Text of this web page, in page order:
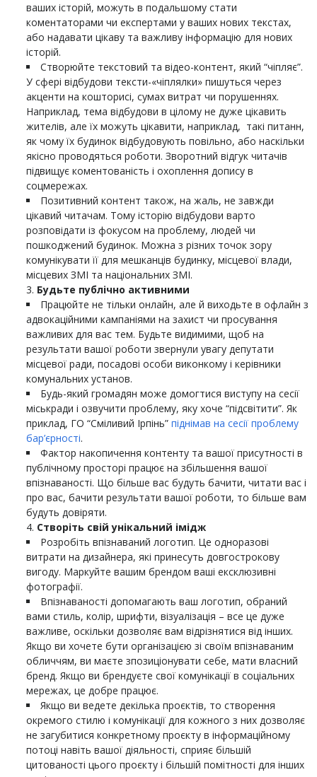
ваших історій, можуть в подальшому стати
коментаторами чи експертами у ваших нових текстах,
або надавати цікаву та важливу інформацію для нових
історій.
Створюйте текстовий та відео-контент, який “чіпляє”.
У сфері відбудови тексти-«чіплялки» пишуться через
акценти на кошторисі, сумах витрат чи порушеннях.
Наприклад, тема відбудови в цілому не дуже цікавить
жителів, але їх можуть цікавити, наприклад, такі питанн,
як чому їх будинок відбудовують повільно, або наскільки
якісно проводяться роботи. Зворотний відгук читачів
підвищує коментованість і охоплення допису в
соцмережах.
Позитивний контент також, на жаль, не завжди
цікавий читачам. Тому історію відбудови варто
розповідати із фокусом на проблему, людей чи
пошкоджений будинок. Можна з різних точок зору
комунікувати її для мешканців будинку, місцевої влади,
місцевих ЗМІ та національних ЗМІ.
Будьте публічно активними
Працюйте не тільки онлайн, але й виходьте в офлайн з
адвокаційними кампаніями на захист чи просування
важливих для вас тем. Будьте видимими, щоб на
результати вашої роботи звернули увагу депутати
місцевої ради, посадові особи виконкому і керівники
комунальних установ.
Будь-який громадян може домогтися виступу на сесії
міськради і озвучити проблему, яку хоче “підсвітити”. Як
приклад, ГО “Сміливий Ірпінь” піднімав на сесії проблему
бар’єрності.
Фактор накопичення контенту та вашої присутності в
публічному просторі працює на збільшення вашої
впізнаваності. Що більше вас будуть бачити, читати вас і
про вас, бачити результати вашої роботи, то більше вам
будуть довіряти.
Створіть свій унікальний імідж
Розробіть впізнаваний логотип. Це одноразові
витрати на дизайнера, які принесуть довгострокову
вигоду. Маркуйте вашим брендом ваші ексклюзивні
фотографії.
Впізнаваності допомагають ваш логотип, обраний
вами стиль, колір, шрифти, візуалізація – все це дуже
важливе, оскільки дозволяє вам відрізнятися від інших.
Якщо ви хочете бути організацією зі своїм впізнаваним
обличчям, ви маєте зпозиціонувати себе, мати власний
бренд. Якщо ви брендуєте свої комунікації в соціальних
мережах, це добре працює.
Якщо ви ведете декілька проєктів, то створення
окремого стилю і комунікації для кожного з них дозволяє
не загубитися конкретному проєкту в інформаційному
потоці навіть вашої діяльності, сприяє більшій
цитованості цього проєкту і більшій помітності для інших